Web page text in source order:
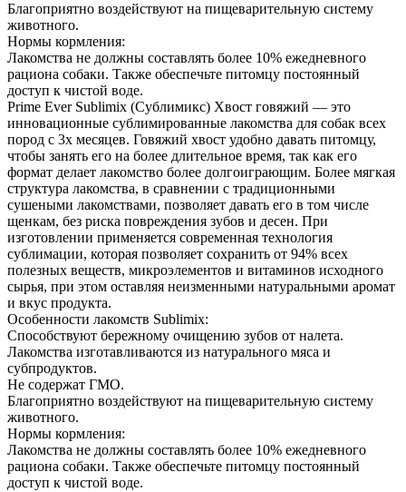
Благоприятно воздействуют на пищеварительную систему
животного.
Нормы кормления:
Лакомства не должны составлять более 10% ежедневного
рациона собаки. Также обеспечьте питомцу постоянный
доступ к чистой воде.
Prime Ever Sublimix (Сублимикс) Хвост говяжий — это
инновационные сублимированные лакомства для собак всех
пород с 3х месяцев. Говяжий хвост удобно давать питомцу,
чтобы занять его на более длительное время, так как его
формат делает лакомство более долгоиграющим. Более мягкая
структура лакомства, в сравнении с традиционными
сушеными лакомствами, позволяет давать его в том числе
щенкам, без риска повреждения зубов и десен. При
изготовлении применяется современная технология
сублимации, которая позволяет сохранить от 94% всех
полезных веществ, микроэлементов и витаминов исходного
сырья, при этом оставляя неизменными натуральными аромат
и вкус продукта.
Особенности лакомств Sublimix:
Способствуют бережному очищению зубов от налета.
Лакомства изготавливаются из натурального мяса и
субпродуктов.
Не содержат ГМО.
Благоприятно воздействуют на пищеварительную систему
животного.
Нормы кормления:
Лакомства не должны составлять более 10% ежедневного
рациона собаки. Также обеспечьте питомцу постоянный
доступ к чистой воде.